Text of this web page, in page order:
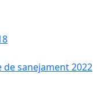
de sanejament 2022